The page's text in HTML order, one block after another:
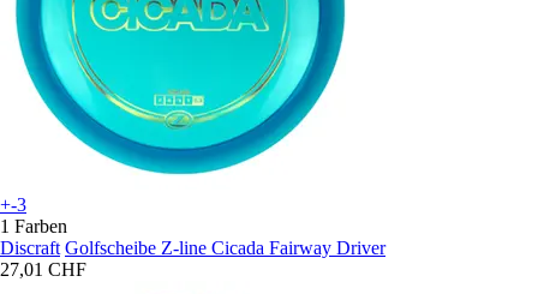
+-3
1 Farben
Discraft Golfscheibe Z-line Cicada Fairway Driver
27,01 CHF